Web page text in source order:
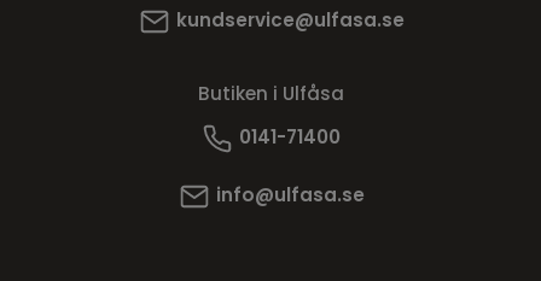
kundservice@ulfasa.se
Butiken i Ulfåsa
0141-71400
info@ulfasa.se